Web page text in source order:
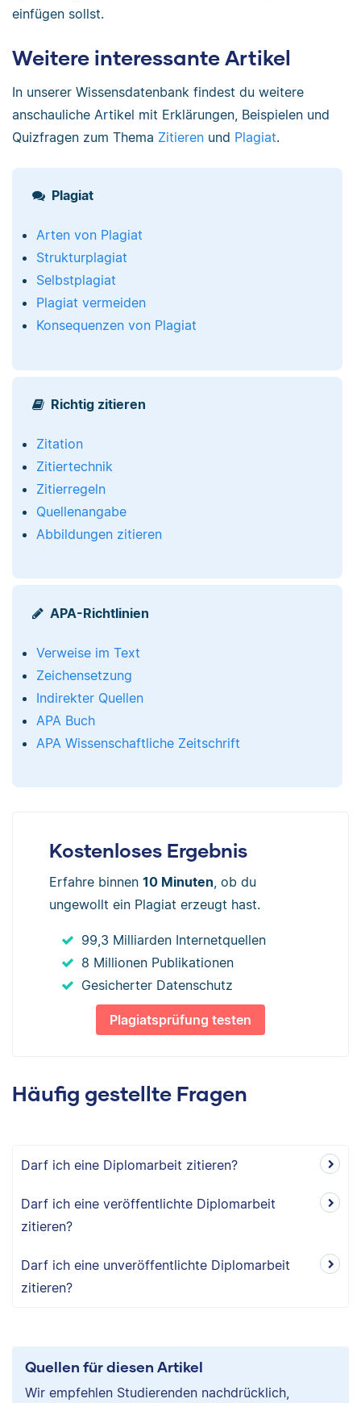
einfügen sollst.
Weitere interessante Artikel
In unserer Wissensdatenbank findest du weitere
anschauliche Artikel mit Erklärungen, Beispielen und
Quizfragen zum Thema Zitieren und Plagiat.
Plagiat
Arten von Plagiat
Strukturplagiat
Selbstplagiat
Plagiat vermeiden
Konsequenzen von Plagiat
Richtig zitieren
Zitation
Zitiertechnik
Zitierregeln
Quellenangabe
Abbildungen zitieren
APA-Richtlinien
Verweise im Text
Zeichensetzung
Indirekter Quellen
APA Buch
APA Wissenschaftliche Zeitschrift
Kostenloses Ergebnis
Erfahre binnen 10 Minuten, ob du
ungewollt ein Plagiat erzeugt hast.
99,3 Milliarden Internetquellen
8 Millionen Publikationen
Gesicherter Datenschutz
Plagiatsprüfung testen
Häufig gestellte Fragen
Darf ich eine Diplomarbeit zitieren?
Darf ich eine veröffentlichte Diplomarbeit
zitieren?
Darf ich eine unveröffentlichte Diplomarbeit
zitieren?
Quellen für diesen Artikel
Wir empfehlen Studierenden nachdrücklich,